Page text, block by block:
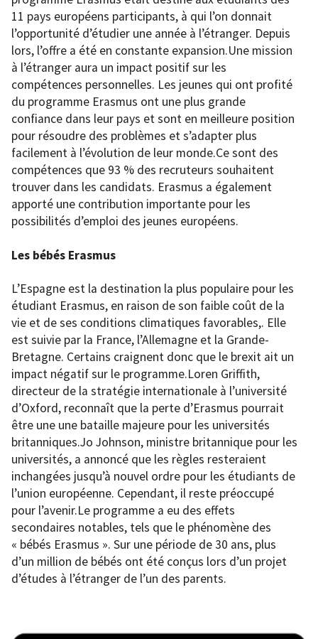
11 pays européens participants, à qui l’on donnait
l’opportunité d’étudier une année à l’étranger. Depuis
lors, l’offre a été en constante expansion.Une mission
à l’étranger aura un impact positif sur les
compétences personnelles. Les jeunes qui ont profité
du programme Erasmus ont une plus grande
confiance dans leur pays et sont en meilleure position
pour résoudre des problèmes et s’adapter plus
facilement à l’évolution de leur monde.Ce sont des
compétences que 93 % des recruteurs souhaitent
trouver dans les candidats. Erasmus a également
apporté une contribution importante pour les
possibilités d’emploi des jeunes européens.
Les bébés Erasmus
L’Espagne est la destination la plus populaire pour les
étudiant Erasmus, en raison de son faible coût de la
vie et de ses conditions climatiques favorables,. Elle
est suivie par la France, l’Allemagne et la Grande-
Bretagne. Certains craignent donc que le brexit ait un
impact négatif sur le programme.Loren Griffith,
directeur de la stratégie internationale à l’université
d’Oxford, reconnaît que la perte d’Erasmus pourrait
être une une bataille majeure pour les universités
britanniques.Jo Johnson, ministre britannique pour les
universités, a annoncé que les règles resteraient
inchangées jusqu’à nouvel ordre pour les étudiants de
l’union européenne. Cependant, il reste préoccupé
pour l’avenir.Le programme a eu des effets
secondaires notables, tels que le phénomène des
« bébés Erasmus ». Sur une période de 30 ans, plus
d’un million de bébés ont été conçus lors d’un projet
d’études à l’étranger de l’un des parents.